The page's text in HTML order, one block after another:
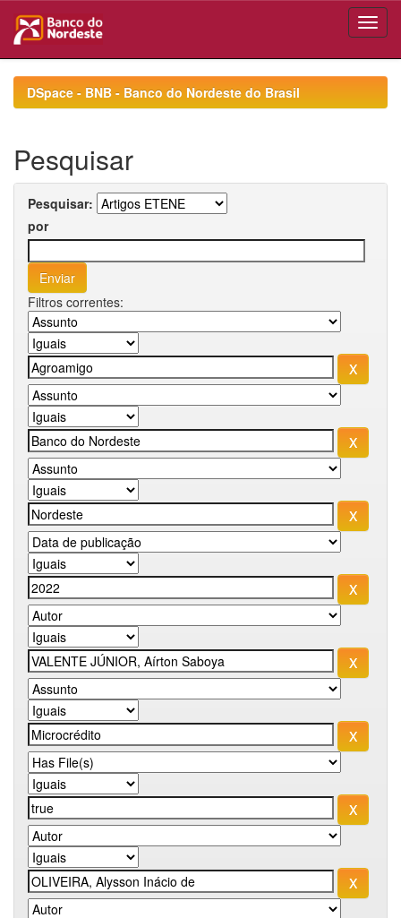
navigationDSpace - BNB - Banco do Nordeste do Brasil
Pesquisar
Pesquisar:
por
Filtros correntes: